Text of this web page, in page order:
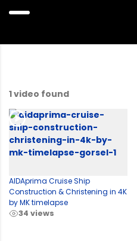
1 video found
AIDAprima Cruise Ship
Construction & Christening in 4K
by MK timelapse
34 views